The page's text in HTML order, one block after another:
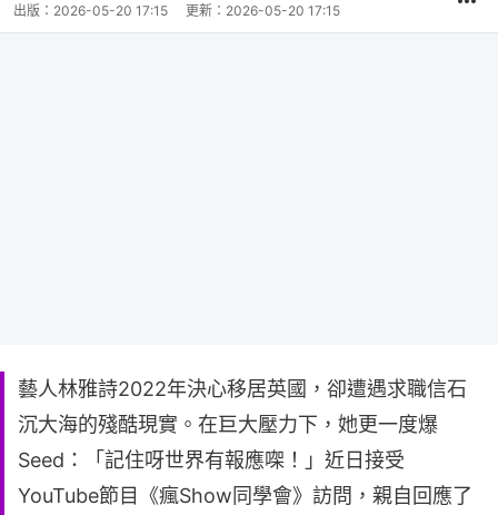
出版： 2026-05-20 17:15 更新： 2026-05-20 17:15
藝人林雅詩2022年決心移居英國，卻遭遇求職信石
沉大海的殘酷現實。在巨大壓力下，她更一度爆
Seed：「記住呀世界有報應㗎！」近日接受
YouTube節目《瘋Show同學會》訪問，親自回應了